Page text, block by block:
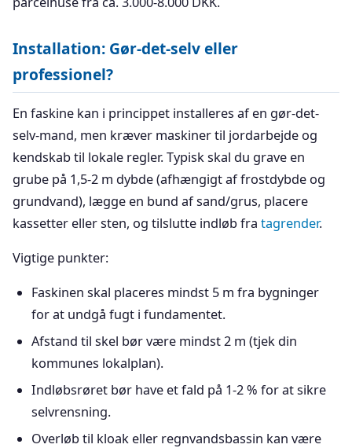
Installation: Gør-det-selv eller
professionel?
En faskine kan i princippet installeres af en gør-det-
selv-mand, men kræver maskiner til jordarbejde og
kendskab til lokale regler. Typisk skal du grave en
grube på 1,5-2 m dybde (afhængigt af frostdybde og
grundvand), lægge en bund af sand/grus, placere
kassetter eller sten, og tilslutte indløb fra tagrender.
Vigtige punkter:
Faskinen skal placeres mindst 5 m fra bygninger
for at undgå fugt i fundamentet.
Afstand til skel bør være mindst 2 m (tjek din
kommunes lokalplan).
Indløbsrøret bør have et fald på 1-2 % for at sikre
selvrensning.
Overløb til kloak eller regnvandsbassin kan være